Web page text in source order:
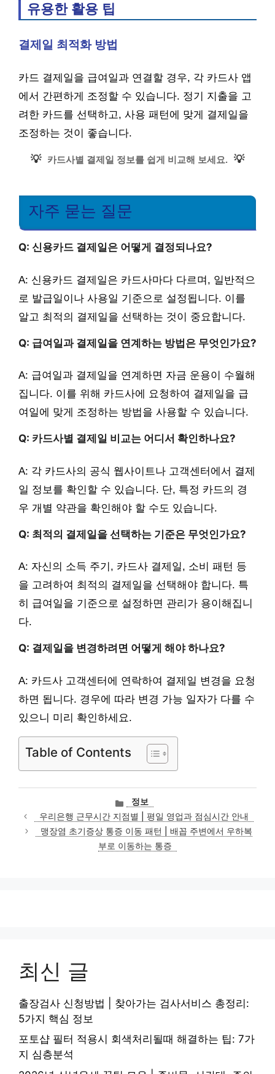
유용한 활용 팁
결제일 최적화 방법
카드 결제일을 급여일과 연결할 경우, 각 카드사 앱
에서 간편하게 조정할 수 있습니다. 정기 지출을 고
려한 카드를 선택하고, 사용 패턴에 맞게 결제일을
조정하는 것이 좋습니다.
💡 카드사별 결제일 정보를 쉽게 비교해 보세요. 💡
자주 묻는 질문
Q: 신용카드 결제일은 어떻게 결정되나요?
A: 신용카드 결제일은 카드사마다 다르며, 일반적으
로 발급일이나 사용일 기준으로 설정됩니다. 이를
알고 최적의 결제일을 선택하는 것이 중요합니다.
Q: 급여일과 결제일을 연계하는 방법은 무엇인가요?
A: 급여일과 결제일을 연계하면 자금 운용이 수월해
집니다. 이를 위해 카드사에 요청하여 결제일을 급
여일에 맞게 조정하는 방법을 사용할 수 있습니다.
Q: 카드사별 결제일 비교는 어디서 확인하나요?
A: 각 카드사의 공식 웹사이트나 고객센터에서 결제
일 정보를 확인할 수 있습니다. 단, 특정 카드의 경
우 개별 약관을 확인해야 할 수도 있습니다.
Q: 최적의 결제일을 선택하는 기준은 무엇인가요?
A: 자신의 소득 주기, 카드사 결제일, 소비 패턴 등
을 고려하여 최적의 결제일을 선택해야 합니다. 특
히 급여일을 기준으로 설정하면 관리가 용이해집니
다.
Q: 결제일을 변경하려면 어떻게 해야 하나요?
A: 카드사 고객센터에 연락하여 결제일 변경을 요청
하면 됩니다. 경우에 따라 변경 가능 일자가 다를 수
있으니 미리 확인하세요.
Table of Contents
카
테
고
리
정보
우리은행 근무시간 지점별 | 평일 영업과 점심시간 안내
맹장염 초기증상 통증 이동 패턴 | 배꼽 주변에서 우하복
부로 이동하는 통증
최신 글
출장검사 신청방법 | 찾아가는 검사서비스 총정리:
5가지 핵심 정보
포토샵 필터 적용시 회색처리될때 해결하는 팁: 7가
지 심층분석